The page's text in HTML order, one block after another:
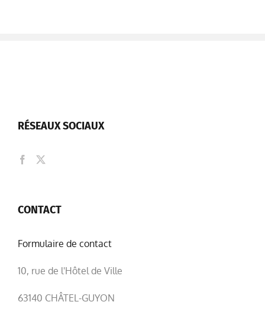
RÉSEAUX SOCIAUX
CONTACT
Formulaire de contact
10, rue de l'Hôtel de Ville
63140 CHÂTEL-GUYON